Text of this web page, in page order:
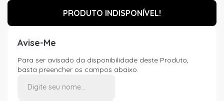
PRODUTO INDISPONÍVEL!
Avise-Me
Para ser avisado da disponibilidade deste Produto,
basta preencher os campos abaixo.